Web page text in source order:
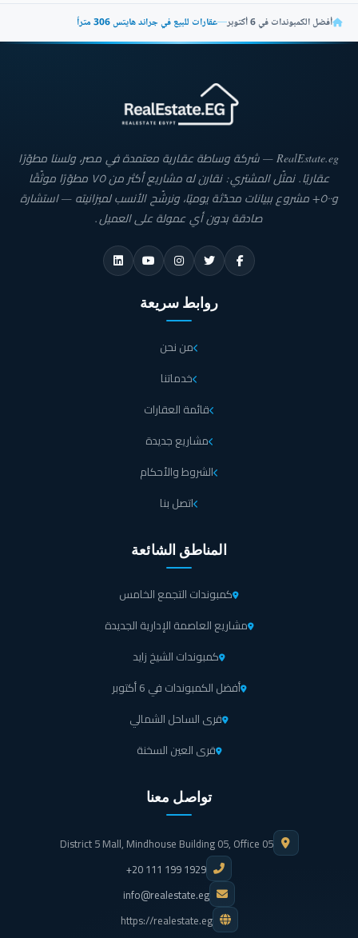
أفضل الكمبوندات في 6 أكتوبر —عقارات للبيع في جراند هايتس 306 متراً
RealEstate.eg — شركة وساطة عقارية معتمدة في مصر، ولسنا مطوّرًا
عقاريًا. نمثّل المشتري: نقارن له مشاريع أكثر من ٧٥ مطوّرًا موثّقًا
و٥٠٠+ مشروع ببيانات محدّثة يوميًا، ونرشّح الأنسب لميزانيته — استشارة
صادقة بدون أي عمولة على العميل.
روابط سريعة
من نحن
خدماتنا
قائمة العقارات
مشاريع جديدة
الشروط والأحكام
اتصل بنا
المناطق الشائعة
كمبوندات التجمع الخامس
مشاريع العاصمة الإدارية الجديدة
كمبوندات الشيخ زايد
أفضل الكمبوندات في 6 أكتوبر
قرى الساحل الشمالي
قرى العين السخنة
تواصل معنا
District 5 Mall, Mindhouse Building 05, Office 05
+20 111 199 1929
info@realestate.eg
https://realestate.eg